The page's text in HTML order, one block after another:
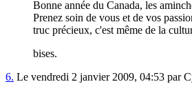
Bonne année du Canada, les
Prenez soin de vous et de vos
truc précieux, c'est même de la
bises.
6. Le vendredi 2 janvier 2009, 04:53 par